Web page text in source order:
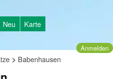
Neu Karte
Anmelden
> Babenhausen